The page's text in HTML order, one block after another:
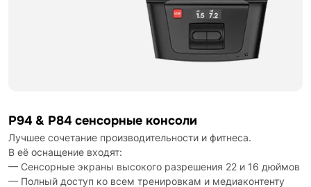
P94 & P84 сенсорные консоли
Лучшее сочетание производительности и фитнеса.
В её оснащение входят:
— Сенсорные экраны высокого разрешения 22 и 16 дюймов
— Полный доступ ко всем тренировкам и медиаконтенту